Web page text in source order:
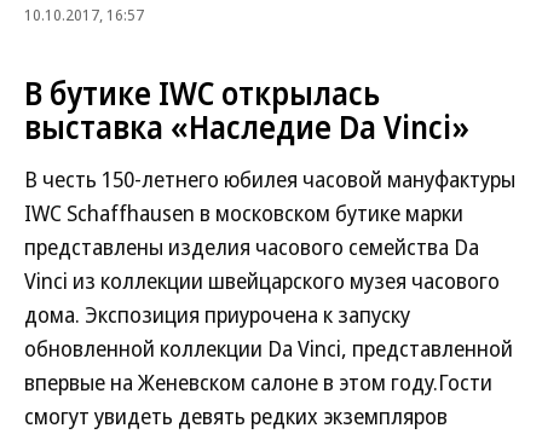
10.10.2017, 16:57
В бутике IWC открылась
выставка «Наследие Da Vinci»
В честь 150-летнего юбилея часовой мануфактуры
IWC Schaffhausen в московском бутике марки
представлены изделия часового семейства Da
Vinci из коллекции швейцарского музея часового
дома. Экспозиция приурочена к запуску
обновленной коллекции Da Vinci, представленной
впервые на Женевском салоне в этом году.Гости
смогут увидеть девять редких экземпляров